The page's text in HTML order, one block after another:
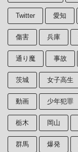
Twitter 愛知
傷害 兵庫
通り魔 事故
茨城 女子高生
動画 少年犯罪
栃木 岡山
群馬 爆発